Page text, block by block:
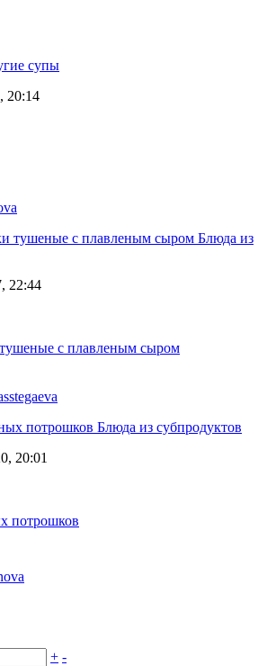
супы
20:14
Блюда из
22:44
с плавленым сыром
Блюда из субпродуктов
20:01
потрошков
+ -